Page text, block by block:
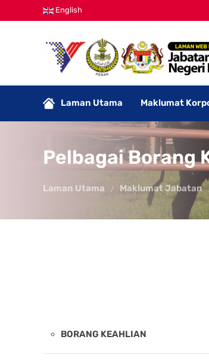
English
Laman Utama Maklumat
Pelbagai Borang
Laman Utama Maklumat Jabatan
BORANG KEAHLIAN